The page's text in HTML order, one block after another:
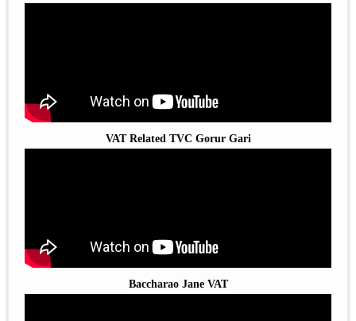
VAT Related TVC Gorur Gari
Baccharao Jane VAT